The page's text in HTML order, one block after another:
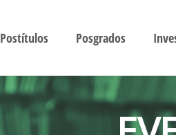
Postítulos Posgrados